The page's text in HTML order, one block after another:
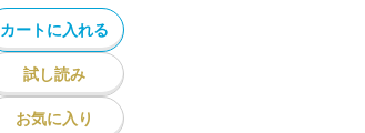
カートに入れる
試し読み
お気に入り